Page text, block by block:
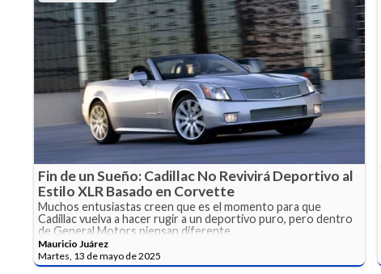
Fin de un Sueño: Cadillac No Revivirá Deportivo al
Estilo XLR Basado en Corvette
Muchos entusiastas creen que es el momento para que
Cadillac vuelva a hacer rugir a un deportivo puro, pero dentro
de General Motors piensan diferente.
Mauricio Juárez
Martes, 13 de mayo de 2025